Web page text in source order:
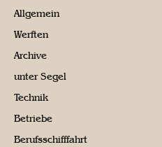
Allgemein
Werften
Archive
unter Segel
Technik
Betriebe
Berufsschifffahrt